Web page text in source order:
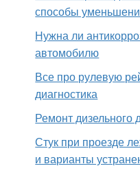
способы
Нужна ли
автомобилю
Все про рулевую
диагностика
Ремонт дизельного
Стук при проезде
и варианты